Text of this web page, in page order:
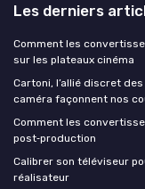
Les derniers
Comment les
sur les plateaux cinéma
Cartoni, l’allié discret
caméra façonnent nos
Comment les
post‑production
Calibrer son téléviseur
réalisateur